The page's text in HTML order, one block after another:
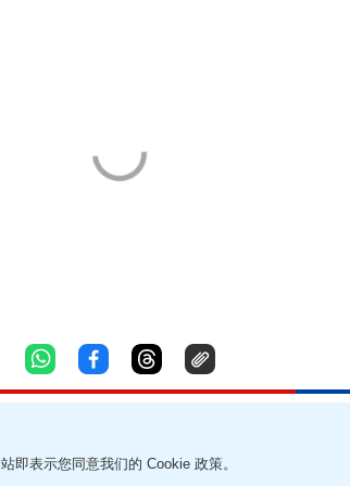
及免责声明 帮助及反馈 我要爆料
即表示您同意我们的 Cookie 政策。